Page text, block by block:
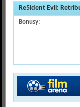
Re5ident Evil:
Bonusy: